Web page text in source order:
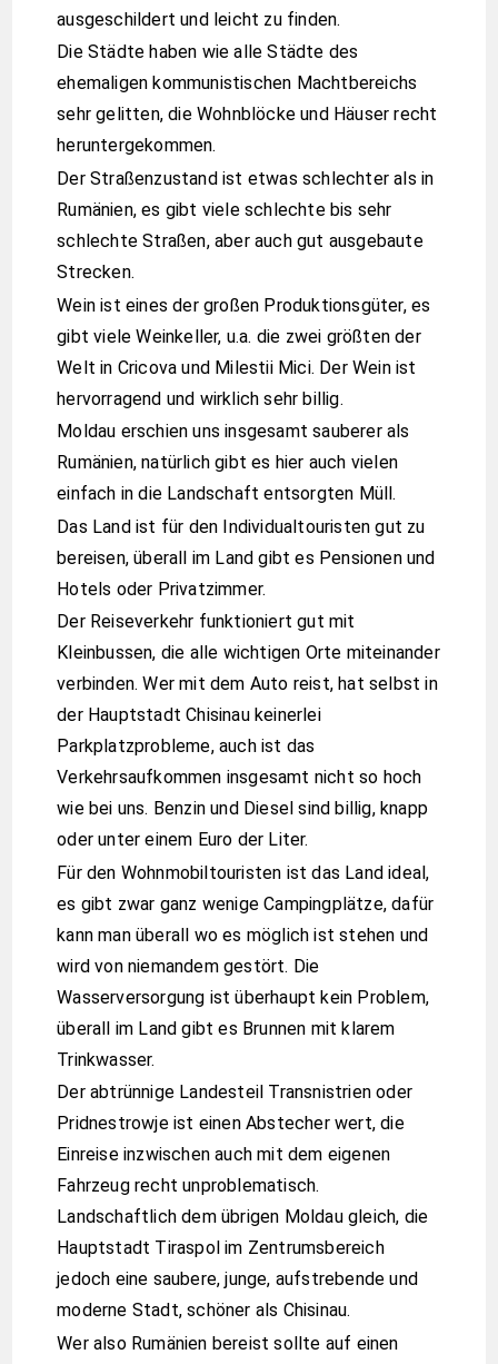
ausgeschildert und leicht zu finden.
Die Städte haben wie alle Städte des
ehemaligen kommunistischen Machtbereichs
sehr gelitten, die Wohnblöcke und Häuser recht
heruntergekommen.
Der Straßenzustand ist etwas schlechter als in
Rumänien, es gibt viele schlechte bis sehr
schlechte Straßen, aber auch gut ausgebaute
Strecken.
Wein ist eines der großen Produktionsgüter, es
gibt viele Weinkeller, u.a. die zwei größten der
Welt in Cricova und Milestii Mici. Der Wein ist
hervorragend und wirklich sehr billig.
Moldau erschien uns insgesamt sauberer als
Rumänien, natürlich gibt es hier auch vielen
einfach in die Landschaft entsorgten Müll.
Das Land ist für den Individualtouristen gut zu
bereisen, überall im Land gibt es Pensionen und
Hotels oder Privatzimmer.
Der Reiseverkehr funktioniert gut mit
Kleinbussen, die alle wichtigen Orte miteinander
verbinden. Wer mit dem Auto reist, hat selbst in
der Hauptstadt Chisinau keinerlei
Parkplatzprobleme, auch ist das
Verkehrsaufkommen insgesamt nicht so hoch
wie bei uns. Benzin und Diesel sind billig, knapp
oder unter einem Euro der Liter.
Für den Wohnmobiltouristen ist das Land ideal,
es gibt zwar ganz wenige Campingplätze, dafür
kann man überall wo es möglich ist stehen und
wird von niemandem gestört. Die
Wasserversorgung ist überhaupt kein Problem,
überall im Land gibt es Brunnen mit klarem
Trinkwasser.
Der abtrünnige Landesteil Transnistrien oder
Pridnestrowje ist einen Abstecher wert, die
Einreise inzwischen auch mit dem eigenen
Fahrzeug recht unproblematisch.
Landschaftlich dem übrigen Moldau gleich, die
Hauptstadt Tiraspol im Zentrumsbereich
jedoch eine saubere, junge, aufstrebende und
moderne Stadt, schöner als Chisinau.
Wer also Rumänien bereist sollte auf einen